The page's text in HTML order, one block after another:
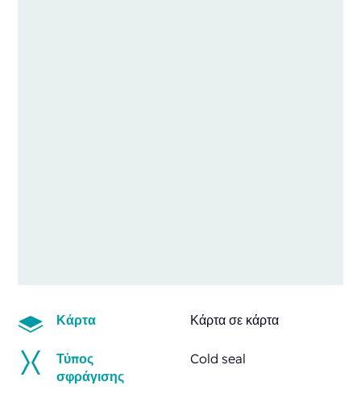
Κάρτα Κάρτα σε κάρτα
Τύπος
σφράγισης
Cold seal